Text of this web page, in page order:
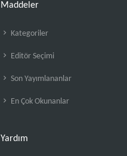
Maddeler
Kategoriler
Editör Seçimi
Son Yayımlananlar
En Çok Okunanlar
Yardım